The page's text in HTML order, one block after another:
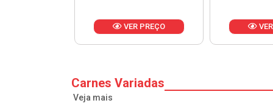
VER PREÇO
Carnes Variadas
Veja mais